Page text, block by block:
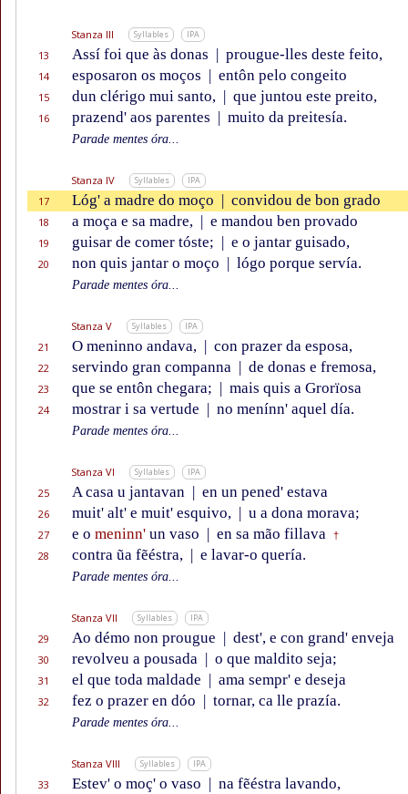
Stanza III Syllables IPA
13 Assí foi que às donas | prougue-lles deste feito,
14 esposaron os moços | entôn pelo congeito
15 dun clérigo mui santo, | que juntou este preito,
16 prazend' aos parentes | muito da preitesía.
Parade mentes óra...
Stanza IV Syllables IPA
17 Lóg' a madre do moço | convidou de bon grado
18 a moça e sa madre, | e mandou ben provado
19 guisar de comer tóste; | e o jantar guisado,
20 non quis jantar o moço | lógo porque servía.
Parade mentes óra...
Stanza V Syllables IPA
21 O meninno andava, | con prazer da esposa,
22 servindo gran companna | de donas e fremosa,
23 que se entôn chegara; | mais quis a Grorïosa
24 mostrar i sa vertude | no menínn' aquel día.
Parade mentes óra...
Stanza VI Syllables IPA
25 A casa u jantavan | en un pened' estava
26 muit' alt' e muit' esquivo, | u a dona morava;
27 e o meninn' un vaso | en sa mão fillava †
28 contra ũa fẽéstra, | e lavar-o quería.
Parade mentes óra...
Stanza VII Syllables IPA
29 Ao démo non prougue | dest', e con grand' enveja
30 revolveu a pousada | o que maldito seja;
31 el que toda maldade | ama sempr' e deseja
32 fez o prazer en dóo | tornar, ca lle prazía.
Parade mentes óra...
Stanza VIII Syllables IPA
33 Estev' o moç' o vaso | na fẽéstra lavando,